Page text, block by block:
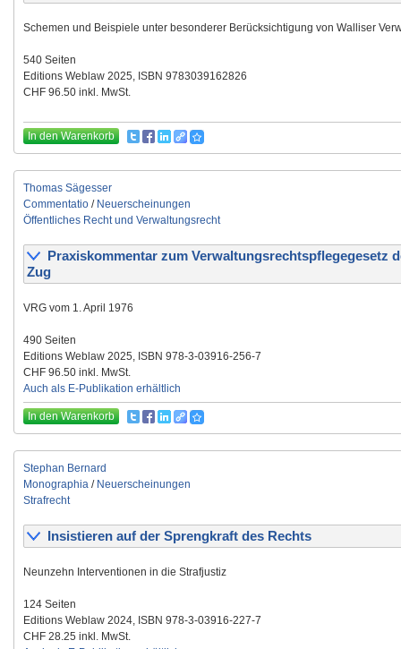
Schemen und Beispiele unter besonderer Berücksichtigung von Walliser
540 Seiten
Editions Weblaw 2025, ISBN 9783039162826
CHF 96.50 inkl. MwSt.
In den Warenkorb
Thomas Sägesser
Commentatio / Neuerscheinungen
Öffentliches Recht und Verwaltungsrecht
Praxiskommentar zum Verwaltungsrechtspflegegesetz
Zug
VRG vom 1. April 1976
490 Seiten
Editions Weblaw 2025, ISBN 978-3-03916-256-7
CHF 96.50 inkl. MwSt.
Auch als E-Publikation erhältlich
In den Warenkorb
Stephan Bernard
Monographia / Neuerscheinungen
Strafrecht
Insistieren auf der Sprengkraft des Rechts
Neunzehn Interventionen in die Strafjustiz
124 Seiten
Editions Weblaw 2024, ISBN 978-3-03916-227-7
CHF 28.25 inkl. MwSt.